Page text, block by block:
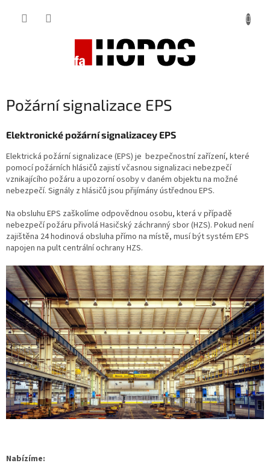
Požární signalizace EPS
Elektronické požární signalizacey EPS
Elektrická požární signalizace (EPS) je bezpečnostní zařízení, které
pomocí požárních hlásičů zajistí včasnou signalizaci nebezpečí
vznikajícího požáru a upozorní osoby v daném objektu na možné
nebezpečí. Signály z hlásičů jsou přijímány ústřednou EPS.
Na obsluhu EPS zaškolíme odpovědnou osobu, která v případě
nebezpečí požáru přivolá Hasičský záchranný sbor (HZS). Pokud není
zajištěna 24 hodinová obsluha přímo na místě, musí být systém EPS
napojen na pult centrální ochrany HZS.
Nabízíme: